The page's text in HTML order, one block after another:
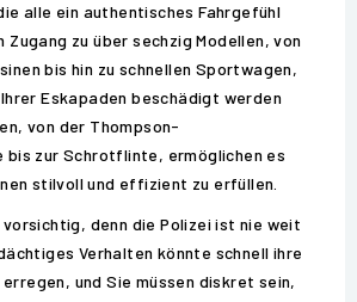
alle ein authentisches Fahrgefühl
Zugang zu über sechzig Modellen, von
bis hin zu schnellen Sportwagen,
Eskapaden beschädigt werden
von der Thompson-
bis zur Schrotflinte, ermöglichen es
stilvoll und effizient zu erfüllen.
denn die Polizei ist nie weit
Verhalten könnte schnell ihre
und Sie müssen diskret sein,